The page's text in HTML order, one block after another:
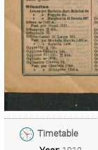
Timetable